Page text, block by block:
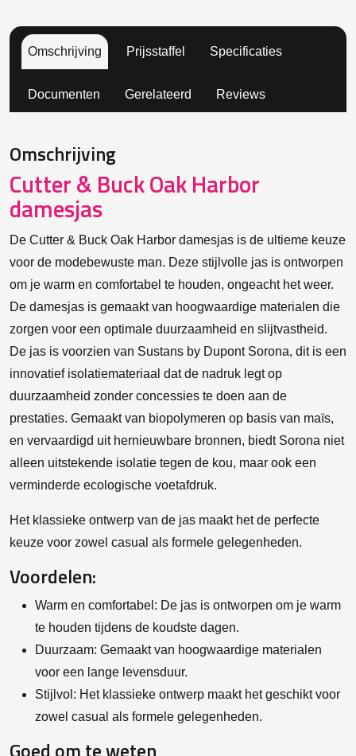
Omschrijving Prijsstaffel Specificaties
Documenten Gerelateerd Reviews
Omschrijving
Cutter & Buck Oak Harbor
damesjas
De Cutter & Buck Oak Harbor damesjas is de ultieme keuze
voor de modebewuste man. Deze stijlvolle jas is ontworpen
om je warm en comfortabel te houden, ongeacht het weer.
De damesjas is gemaakt van hoogwaardige materialen die
zorgen voor een optimale duurzaamheid en slijtvastheid.
De jas is voorzien van Sustans by Dupont Sorona, dit is een
innovatief isolatiemateriaal dat de nadruk legt op
duurzaamheid zonder concessies te doen aan de
prestaties. Gemaakt van biopolymeren op basis van maïs,
en vervaardigd uit hernieuwbare bronnen, biedt Sorona niet
alleen uitstekende isolatie tegen de kou, maar ook een
verminderde ecologische voetafdruk.
Het klassieke ontwerp van de jas maakt het de perfecte
keuze voor zowel casual als formele gelegenheden.
Voordelen:
Warm en comfortabel: De jas is ontworpen om je warm
te houden tijdens de koudste dagen.
Duurzaam: Gemaakt van hoogwaardige materialen
voor een lange levensduur.
Stijlvol: Het klassieke ontwerp maakt het geschikt voor
zowel casual als formele gelegenheden.